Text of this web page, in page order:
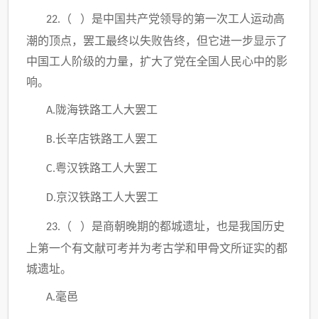
22.
（ ）是中国共产党领导的第一次工人运动高
潮的顶点，罢工最终以失败告终，但它进一步显示了
中国工人阶级的力量，扩大了党在全国人民心中的影
响。
A. 陇海铁路工人大罢工
B.长辛店铁路工人罢工
C.粤汉铁路工人大罢工
D.京汉铁路工人大罢工
23.
（ ）是商朝晚期的都城遗址，也是我国历史
上第一个有文献可考并为考古学和甲骨文所证实的都
城遗址。
A.毫邑